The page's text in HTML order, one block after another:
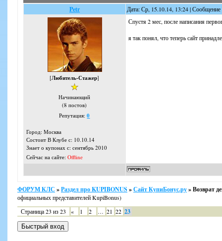
Petr Дата: Ср, 15.10.14, 13:24 |
[Любитель-Стажер]
Начинающий
(8 постов)
Репутация:0
Город: Москва
Состоит В Клубе с: 10.10.14
Знает о купонах с: сентябрь 2010
Сейчас на сайте: Offline
Спустя 2 мес, после написания
я так понял, что теперь сайт
ФОРУМ КЛС »Раздел про KUPIBONUS»Сайт КупиБонус.ру»Возврат
официальных представителей KupiBonus)
Страница23 из23 « 1 2 … 21 22 23